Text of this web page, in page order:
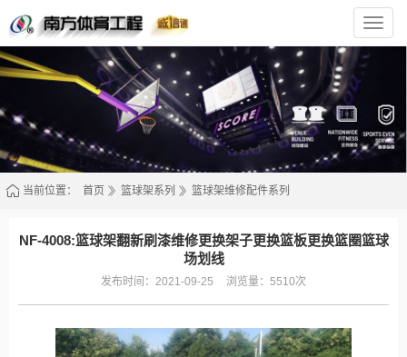
南
方
体
站
当前位置： 首页 篮球架系列 篮球架维修配件系列
NF-4008:篮球架翻新刷漆维修更换架子更换篮板更换篮圈篮球
场划线
发布时间：2021-09-25 浏览量：5510次